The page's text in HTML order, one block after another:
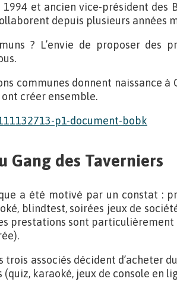
1994 et ancien vice-président des
depuis plusieurs années
? L’envie de proposer des
communes donnent naissance à
créer ensemble.
Gang des Taverniers
a été motivé par un constat :
blindtest, soirées jeux de
prestations sont particulièrement
trois associés décident d’acheter
(quiz, karaoké, jeux de console en